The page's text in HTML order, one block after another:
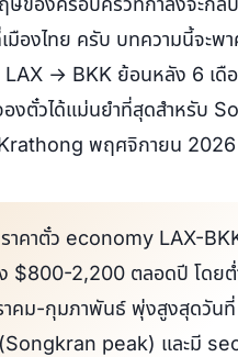
มืองไทย ครับ บทความนี้จะพ
LAX → BKK ย้อนหลัง 6 เดื
งตั๋วได้แม่นยำที่สุดสำหรับ
พฤศจิกายน 2026
ราคาตั๋ว economy LAX-
ง $800-2,200 ตลอดปี โดยต่
าคม-กุมภาพันธ์ พุ่งสูงสุดวัน
peak) และมี